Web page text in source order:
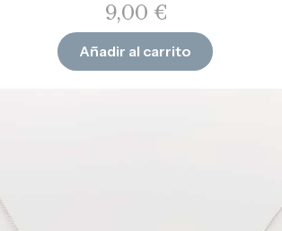
9,00 €
Añadir al carrito